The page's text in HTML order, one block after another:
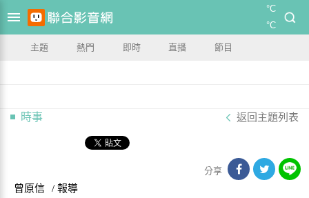
°C
°C
主題 熱門 即時 直播 節目
時事 返回主題列表
分享
曾原信 / 報導